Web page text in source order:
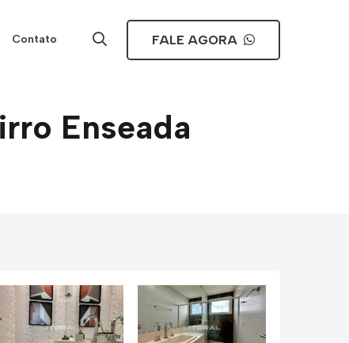
Contato FALE AGORA
Enseada